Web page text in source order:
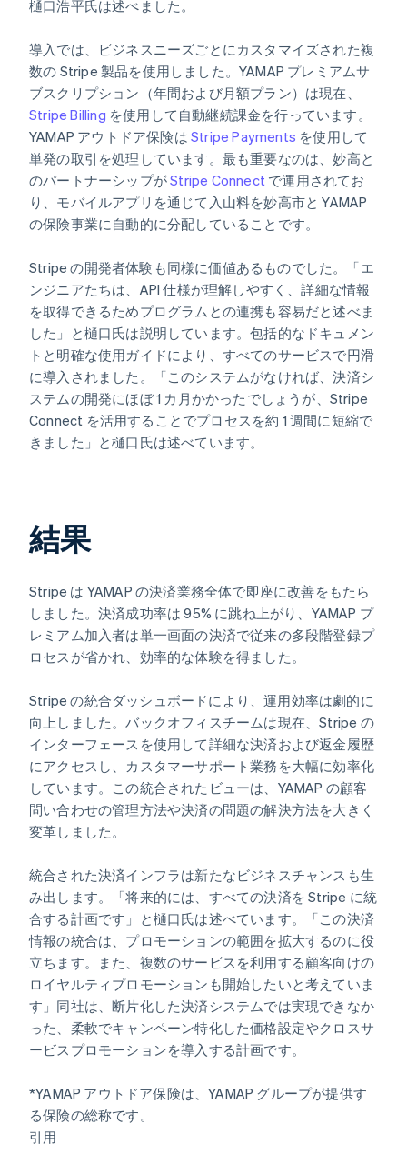
樋口浩平氏は述べました。
導入では、ビジネスニーズごとにカスタマイズされた複
数の Stripe 製品を使用しました。YAMAP プレミアムサ
ブスクリプション（年間および月額プラン）は現在、
Stripe Billing を使用して自動継続課金を行っています。
YAMAP アウトドア保険は Stripe Payments を使用して
単発の取引を処理しています。最も重要なのは、妙高と
のパートナーシップがStripe Connect で運用されてお
り、モバイルアプリを通じて入山料を妙高市と YAMAP
の保険事業に自動的に分配していることです。
Stripe の開発者体験も同様に価値あるものでした。「エ
ンジニアたちは、API 仕様が理解しやすく、詳細な情報
を取得できるためプログラムとの連携も容易だと述べま
した」と樋口氏は説明しています。包括的なドキュメン
トと明確な使用ガイドにより、すべてのサービスで円滑
に導入されました。「このシステムがなければ、決済シ
ステムの開発にほぼ 1 カ月かかったでしょうが、Stripe
Connect を活用することでプロセスを約 1 週間に短縮で
きました」と樋口氏は述べています。
結果
Stripe は YAMAP の決済業務全体で即座に改善をもたら
しました。決済成功率は 95% に跳ね上がり、YAMAP プ
レミアム加入者は単一画面の決済で従来の多段階登録プ
ロセスが省かれ、効率的な体験を得ました。
Stripe の統合ダッシュボードにより、運用効率は劇的に
向上しました。バックオフィスチームは現在、Stripe の
インターフェースを使用して詳細な決済および返金履歴
にアクセスし、カスタマーサポート業務を大幅に効率化
しています。この統合されたビューは、YAMAP の顧客
問い合わせの管理方法や決済の問題の解決方法を大きく
変革しました。
統合された決済インフラは新たなビジネスチャンスも生
み出します。「将来的には、すべての決済を Stripe に統
合する計画です」と樋口氏は述べています。「この決済
情報の統合は、プロモーションの範囲を拡大するのに役
立ちます。また、複数のサービスを利用する顧客向けの
ロイヤルティプロモーションも開始したいと考えていま
す」同社は、断片化した決済システムでは実現できなか
った、柔軟でキャンペーン特化した価格設定やクロスサ
ービスプロモーションを導入する計画です。
*YAMAP アウトドア保険は、YAMAP グループが提供す
る保険の総称です。
引用